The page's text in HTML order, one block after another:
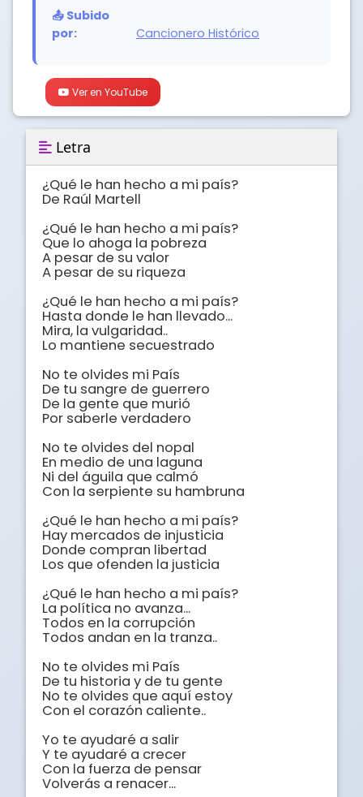
📤 Subido
por:
Cancionero Histórico
Ver en YouTube
Letra
¿Qué le han hecho a mi país?
De Raúl Martell
¿Qué le han hecho a mi país?
Que lo ahoga la pobreza
A pesar de su valor
A pesar de su riqueza
¿Qué le han hecho a mi país?
Hasta donde le han llevado...
Mira, la vulgaridad..
Lo mantiene secuestrado
No te olvides mi País
De tu sangre de guerrero
De la gente que murió
Por saberle verdadero
No te olvides del nopal
En medio de una laguna
Ni del águila que calmó
Con la serpiente su hambruna
¿Qué le han hecho a mi país?
Hay mercados de injusticia
Donde compran libertad
Los que ofenden la justicia
¿Qué le han hecho a mi país?
La política no avanza...
Todos en la corrupción
Todos andan en la tranza..
No te olvides mi País
De tu historia y de tu gente
No te olvides que aquí estoy
Con el corazón caliente..
Yo te ayudaré a salir
Y te ayudaré a crecer
Con la fuerza de pensar
Volverás a renacer...